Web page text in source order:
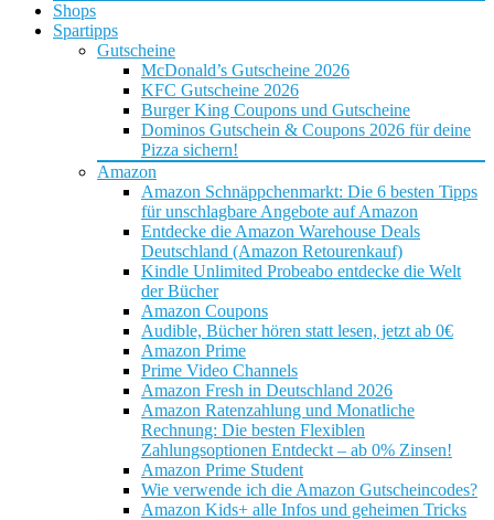
Shops
Spartipps
Gutscheine
McDonald’s Gutscheine 2026
KFC Gutscheine 2026
Burger King Coupons und Gutscheine
Dominos Gutschein & Coupons 2026 für deine
Pizza sichern!
Amazon
Amazon Schnäppchenmarkt: Die 6 besten Tipps
für unschlagbare Angebote auf Amazon
Entdecke die Amazon Warehouse Deals
Deutschland (Amazon Retourenkauf)
Kindle Unlimited Probeabo entdecke die Welt
der Bücher
Amazon Coupons
Audible, Bücher hören statt lesen, jetzt ab 0€
Amazon Prime
Prime Video Channels
Amazon Fresh in Deutschland 2026
Amazon Ratenzahlung und Monatliche
Rechnung: Die besten Flexiblen
Zahlungsoptionen Entdeckt – ab 0% Zinsen!
Amazon Prime Student
Wie verwende ich die Amazon Gutscheincodes?
Amazon Kids+ alle Infos und geheimen Tricks